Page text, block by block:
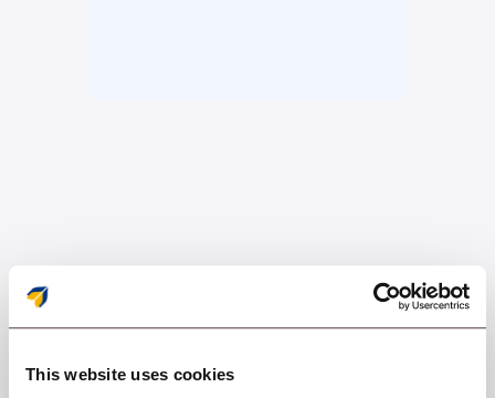
This website uses cookies
*Scalefusion is a product of ProMobi